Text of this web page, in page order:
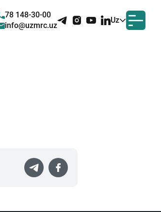
78 148-30-00
info@uzmrc.uz
Uz